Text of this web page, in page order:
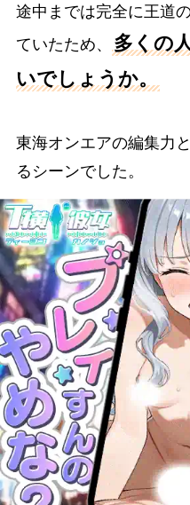
途中までは完全に王道
ていたため、
多くの
いでしょうか。
東海オンエアの編集力
るシーンでした。